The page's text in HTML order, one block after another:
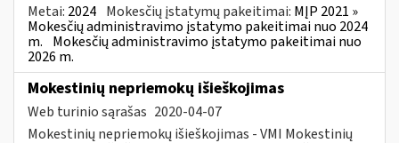
Metai: 2024 Mokesčių įstatymų pakeitimai: MĮP 2021 »
Mokesčių administravimo įstatymo pakeitimai nuo 2024
m. Mokesčių administravimo įstatymo pakeitimai nuo
2026 m.
Mokestinių nepriemokų išieškojimas
Web turinio sąrašas 2020-04-07
Mokestinių nepriemokų išieškojimas - VMI Mokestinių